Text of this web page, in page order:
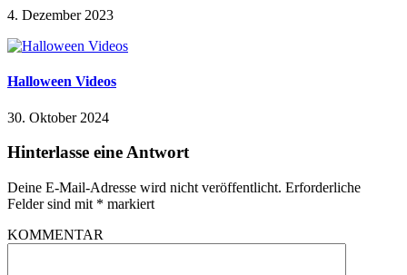
4. Dezember 2023
Halloween Videos
30. Oktober 2024
Hinterlasse eine Antwort
Deine E-Mail-Adresse wird nicht veröffentlicht. Erforderliche
Felder sind mit * markiert
KOMMENTAR